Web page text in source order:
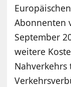
Abonnenten
September
weitere